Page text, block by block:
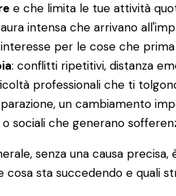
e che limita le tue attività
intensa che arrivano
per le cose che
: conflitti ripetitivi, distanza
professionali che ti
un cambiamento
o sociali che generano
senza una causa
sta succedendo e quali